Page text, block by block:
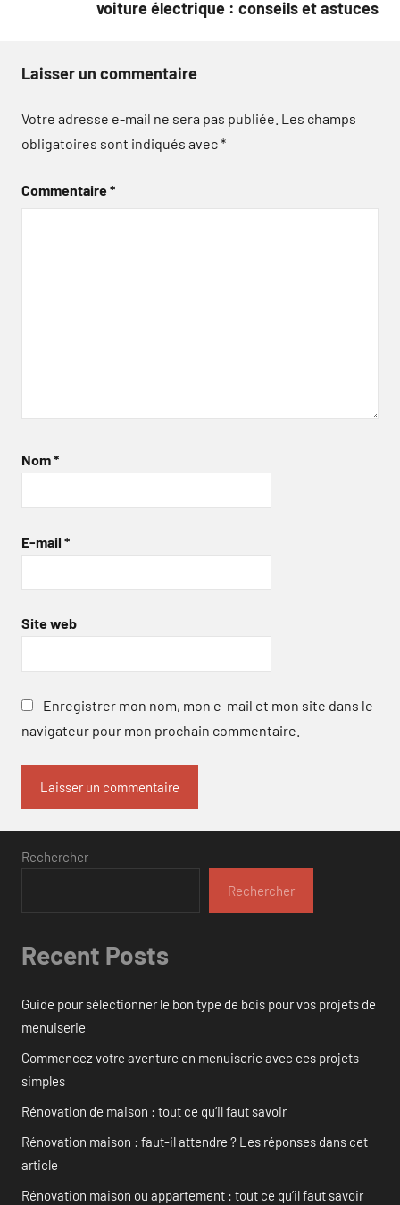
voiture électrique : conseils et astuces
Laisser un commentaire
Votre adresse e-mail ne sera pas publiée. Les champs
obligatoires sont indiqués avec*
Commentaire*
Nom*
E-mail *
Site web
Enregistrer mon nom, mon e-mail et mon site dans le
navigateur pour mon prochain commentaire.
Rechercher
Rechercher
Recent Posts
Guide pour sélectionner le bon type de bois pour vos projets de
menuiserie
Commencez votre aventure en menuiserie avec ces projets
simples
Rénovation de maison : tout ce qu’il faut savoir
Rénovation maison : faut-il attendre ? Les réponses dans cet
article
Rénovation maison ou appartement : tout ce qu’il faut savoir